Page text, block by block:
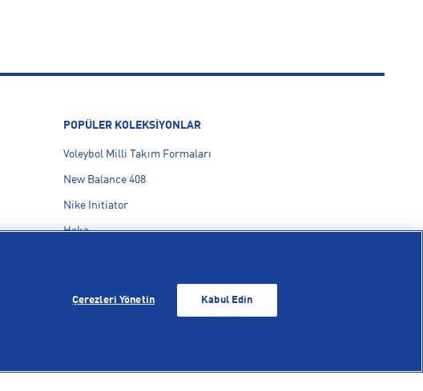
POPÜLER KOLEKSİYONLAR
Voleybol Milli Takım Formaları
New Balance 408
Nike Initiator
Hoka
Çerezleri Yönetin Kabul Edin